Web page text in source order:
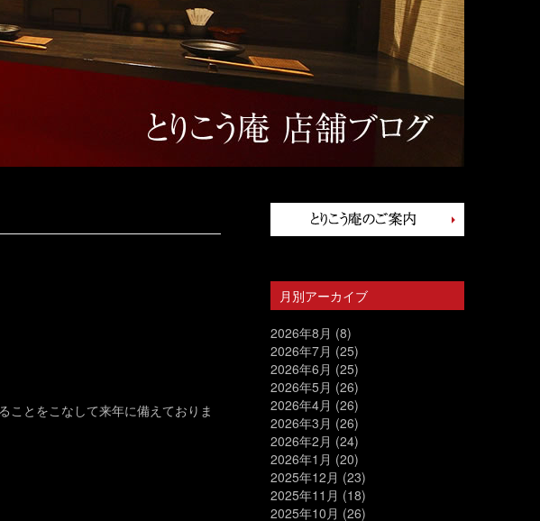
ことをこなして来年に備えておりま
月別アーカイブ
2026年8月 (8)
2026年7月 (25)
2026年6月 (25)
2026年5月 (26)
2026年4月 (26)
2026年3月 (26)
2026年2月 (24)
2026年1月 (20)
2025年12月 (23)
2025年11月 (18)
2025年10月 (26)